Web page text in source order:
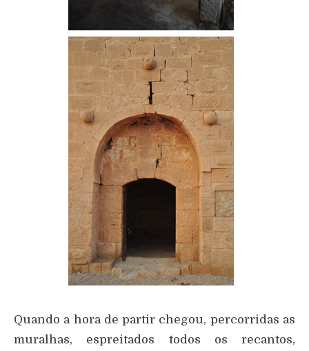
Quando a hora de partir chegou, percorridas as
muralhas, espreitados todos os recantos,